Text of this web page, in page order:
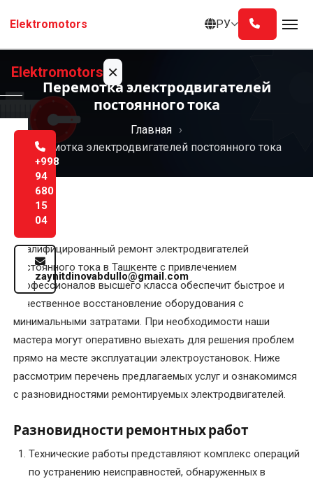
Elektromotors РУ
Elektromotors ×
Главная
Услуги
Блог
Контакты
Русский
УСЛУГИ
электродвигателя
Восстановление
посадочного
места
+998
94
680
15
04
zaynitdinovabdullo@gmail.com
Перемотка электродвигателей
постоянного тока
Главная
Перемотка электродвигателей постоянного тока
Квалифицированный ремонт электродвигателей
постоянного тока в Ташкенте с привлечением
профессионалов высшего класса обеспечит быстрое и
качественное восстановление оборудования с
минимальными затратами. При необходимости наши
мастера могут оперативно выехать для решения проблем
прямо на месте эксплуатации электроустановок. Ниже
рассмотрим перечень предлагаемых услуг и ознакомимся
с разновидностями ремонтируемых электродвигателей.
Разновидности ремонтных работ
Технические работы представляют комплекс операций
по устранению неисправностей, обнаруженных в